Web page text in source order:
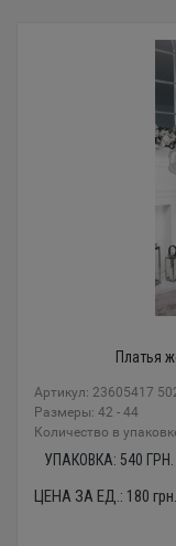
Платья
Артикул: 23605417
Размеры: 42 - 44
Количество в
УПАКОВКА: 540 ГРН.
ЦЕНА ЗА ЕД.: 180 грн.